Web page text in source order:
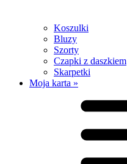
Koszulki
Bluzy
Szorty
Czapki z daszkiem
Skarpetki
Moja karta »